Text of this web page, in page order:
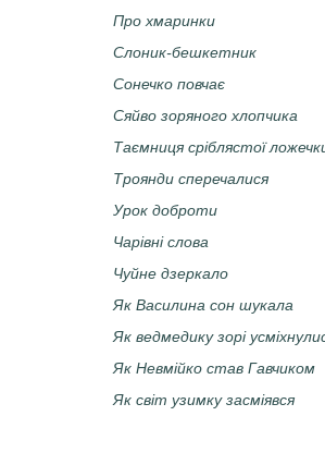
Про хмаринки
Слоник-бешкетник
Сонечко повчає
Сяйво зоряного хлопчика
Таємниця сріблястої
Троянди сперечалися
Урок доброти
Чарівні слова
Чуйне дзеркало
Як Василина сон шукала
Як ведмедику зорі
Як Невмійко став Гавчиком
Як світ узимку засміявся